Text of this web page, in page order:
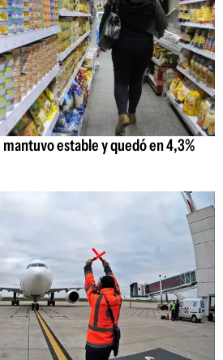
estable y quedó en 4,3%